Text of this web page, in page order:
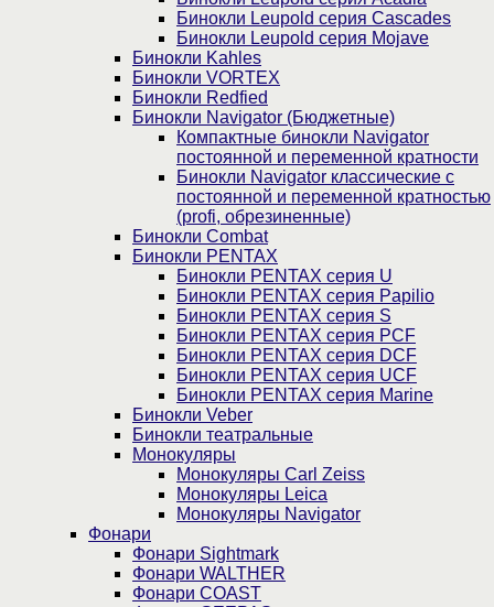
Бинокли Leupold серия Cascades
Бинокли Leupold серия Mojave
Бинокли Kahles
Бинокли VORTEX
Бинокли Redfied
Бинокли Navigator (Бюджетные)
Компактные бинокли Navigator
постоянной и переменной кратности
Бинокли Navigator классические с
постоянной и переменной кратностью
(profi, обрезиненные)
Бинокли Combat
Бинокли PENTAX
Бинокли PENTAX серия U
Бинокли PENTAX серия Papilio
Бинокли PENTAX серия S
Бинокли PENTAX серия PCF
Бинокли PENTAX серия DCF
Бинокли PENTAX серия UCF
Бинокли PENTAX серия Marine
Бинокли Veber
Бинокли театральные
Монокуляры
Монокуляры Carl Zeiss
Монокуляры Leica
Монокуляры Navigator
Фонари
Фонари Sightmark
Фонари WALTHER
Фонари COAST